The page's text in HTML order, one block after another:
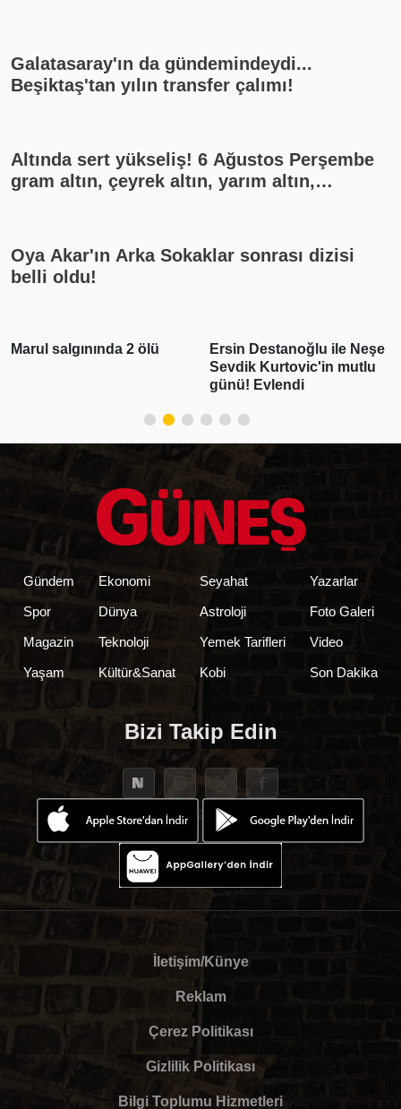
Galatasaray'ın da gündemindeydi...
Beşiktaş'tan yılın transfer çalımı!
Altında sert yükseliş! 6 Ağustos Perşembe
gram altın, çeyrek altın, yarım altın,
Oya Akar'ın Arka Sokaklar sonrası dizisi
belli oldu!
Marul salgınında 2 ölü
Ersin Destanoğlu ile Neşe
Sevdik Kurtovic'in mutlu
günü! Evlendi
Gündem
Spor
Magazin
Yaşam
Ekonomi
Dünya
Teknoloji
Kültür&Sanat
Seyahat
Astroloji
Yemek Tarifleri
Kobi
Yazarlar
Foto Galeri
Video
Son Dakika
Bizi Takip Edin
İletişim/Künye
Reklam
Çerez Politikası
Gizlilik Politikası
Bilgi Toplumu Hizmetleri